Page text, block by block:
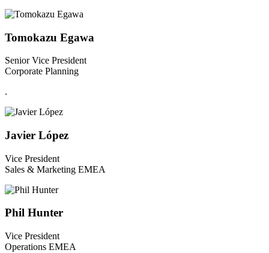
Tomokazu Egawa
Senior Vice President
Corporate Planning
.
Javier López
Vice President
Sales & Marketing EMEA
Phil Hunter
Vice President
Operations EMEA